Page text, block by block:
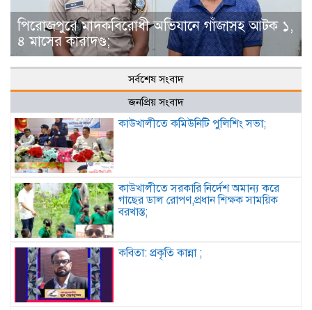
পিরোজপুরে মাদকবিরোধী অভিযানে গাঁজাসহ আটক ১,
৪ মাসের কারাদণ্ড;
সর্বশেষ সংবাদ
জনপ্রিয় সংবাদ
কাউখালীতে কমিউনিটি পুলিশিং সভা;
কাউখালীতে সরকারি নির্দেশ অমান্য করে
গাছের ডাল রোপণ,প্রধান শিক্ষক সাময়িক
বরখাস্ত;
কবিতা: প্রকৃতি কান্না ;